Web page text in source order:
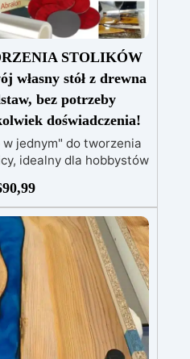
STOLIKÓW
własny stół z drewna
bez potrzeby
doświadczenia!
jednym" do tworzenia
idealny dla hobbystów
żywicę epoksydową
UV i o długim
o grubości do 2 cm.
do formy: folia
i nietoksyczny silikon
Zestaw
i profesjonalną
lśniące i
Dostępny w
(0,5 m²), Pro (1 m²) i